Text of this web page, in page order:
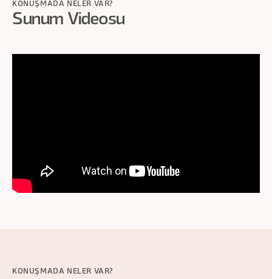
KONUŞMADA NELER VAR?
Sunum Videosu
KONUŞMADA NELER VAR?